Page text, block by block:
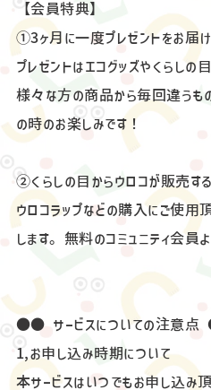
【会員特典】
①3ヶ月に一度プレゼントをお届け
プレゼントはエコグッズやくらしの
様々な方の商品から毎回違うも
の時のお楽しみです！
②くらしの目からウロコが販売す
ウロコラップなどの購入にご使用
します。無料のコミュニティ会員
●● サービスについての注意
1,お申し込み時期について
本サービスはいつでもお申し込み